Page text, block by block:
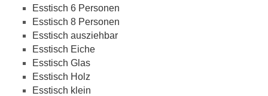
Esstisch 6 Personen
Esstisch 8 Personen
Esstisch ausziehbar
Esstisch Eiche
Esstisch Glas
Esstisch Holz
Esstisch klein